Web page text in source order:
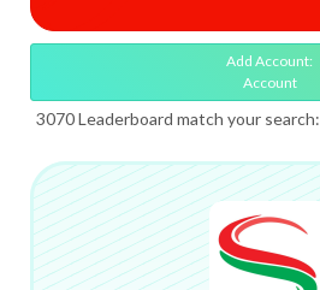
Add Account:
Account
3070 Leaderboard match your search: